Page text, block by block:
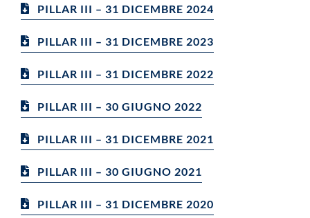
PILLAR III – 31 DICEMBRE 2024
PILLAR III – 31 DICEMBRE 2023
PILLAR III – 31 DICEMBRE 2022
PILLAR III – 30 GIUGNO 2022
PILLAR III – 31 DICEMBRE 2021
PILLAR III – 30 GIUGNO 2021
PILLAR III – 31 DICEMBRE 2020